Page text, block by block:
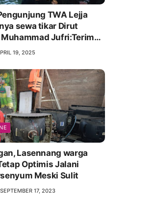
TWA Lejja
sewa tikar Dirut
Jufri:Terima
19, 2025
Lasennang warga
Optimis Jalani
Meski Sulit
17, 2023